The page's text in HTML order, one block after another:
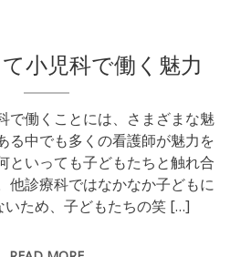
小児科で働く魅力
で働くことには、さまざまな魅
る中でも多くの看護師が魅力を
といっても子どもたちと触れ合
他診療科ではなかなか子どもに
いため、子どもたちの笑 […]